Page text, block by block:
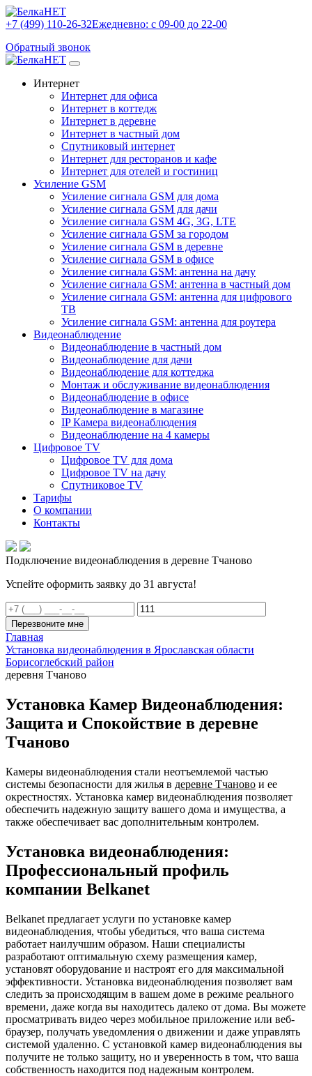
+7 (499) 110-26-32Ежедневно: с 09-00 до 22-00
Обратный звонок
Интернет
Интернет для офиса
Интернет в коттедж
Интернет в деревне
Интернет в частный дом
Спутниковый интернет
Интернет для ресторанов и кафе
Интернет для отелей и гостиниц
Усиление GSM
Усиление сигнала GSM для дома
Усиление сигнала GSM для дачи
Усиление сигнала GSM 4G, 3G, LTE
Усиление сигнала GSM за городом
Усиление сигнала GSM в деревне
Усиление сигнала GSM в офисе
Усиление сигнала GSM: антенна на дачу
Усиление сигнала GSM: антенна в частный дом
Усиление сигнала GSM: антенна для цифрового
ТВ
Усиление сигнала GSM: антенна для роутера
Видеонаблюдение
Видеонаблюдение в частный дом
Видеонаблюдение для дачи
Видеонаблюдение для коттеджа
Монтаж и обслуживание видеонаблюдения
Видеонаблюдение в офисе
Видеонаблюдение в магазине
IP Камера видеонаблюдения
Видеонаблюдение на 4 камеры
Цифровое TV
Цифровое TV для дома
Цифровое TV на дачу
Спутниковое TV
Тарифы
О компании
Контакты
Подключение видеонаблюдения в деревне Тчаново
Успейте оформить заявку до 31 августа!
Перезвоните мне
Главная
Установка видеонаблюдения в Ярославская области
Борисоглебский район
деревня Тчаново
Установка Камер Видеонаблюдения:
Защита и Спокойствие в деревне
Тчаново
Камеры видеонаблюдения стали неотъемлемой частью
системы безопасности для жилья в деревне Тчаново и ее
окрестностях. Установка камер видеонаблюдения позволяет
обеспечить надежную защиту вашего дома и имущества, а
также обеспечивает вас дополнительным контролем.
Установка видеонаблюдения:
Профессиональный профиль
компании Belkanet
Belkanet предлагает услуги по установке камер
видеонаблюдения, чтобы убедиться, что ваша система
работает наилучшим образом. Наши специалисты
разработают оптимальную схему размещения камер,
установят оборудование и настроят его для максимальной
эффективности. Установка видеонаблюдения позволяет вам
следить за происходящим в вашем доме в режиме реального
времени, даже когда вы находитесь далеко от дома. Вы можете
просматривать видео через мобильное приложение или веб-
браузер, получать уведомления о движении и даже управлять
системой удаленно. С установкой камер видеонаблюдения вы
получите не только защиту, но и уверенность в том, что ваша
собственность находится под надежным контролем.